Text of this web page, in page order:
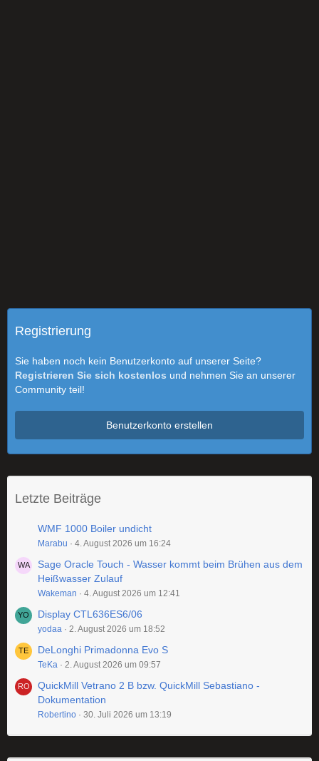
Registrierung
Sie haben noch kein Benutzerkonto auf unserer Seite?
Registrieren Sie sich kostenlos und nehmen Sie an unserer
Community teil!
Benutzerkonto erstellen
Letzte Beiträge
WMF 1000 Boiler undicht
Marabu 4. August 2026 um 16:24
Sage Oracle Touch - Wasser kommt beim Brühen aus dem
Heißwasser Zulauf
Wakeman 4. August 2026 um 12:41
Display CTL636ES6/06
yodaa 2. August 2026 um 18:52
DeLonghi Primadonna Evo S
TeKa 2. August 2026 um 09:57
QuickMill Vetrano 2 B bzw. QuickMill Sebastiano -
Dokumentation
Robertino 30. Juli 2026 um 13:19